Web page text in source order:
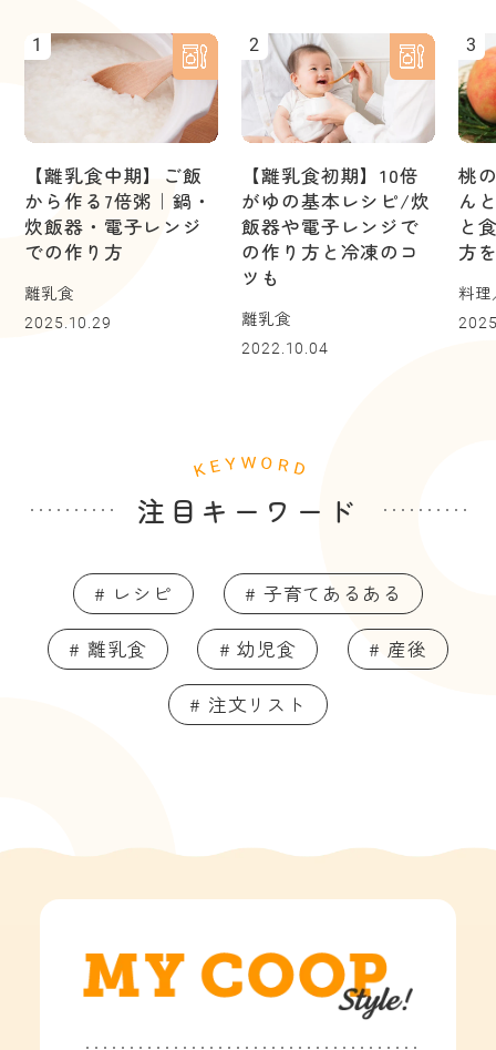
1
【離乳食中期】ご飯
から作る7倍粥｜鍋・
炊飯器・電子レンジ
での作り方
離乳食
2025.10.29
2
【離乳食初期】10倍
がゆの基本レシピ/炊
飯器や電子レンジで
の作り方と冷凍のコ
ツも
離乳食
2022.10.04
3
桃
ん
と
方
料
注目キーワード
# レシピ # 子育てあるある
# 離乳食 # 幼児食 # 産後
# 注文リスト